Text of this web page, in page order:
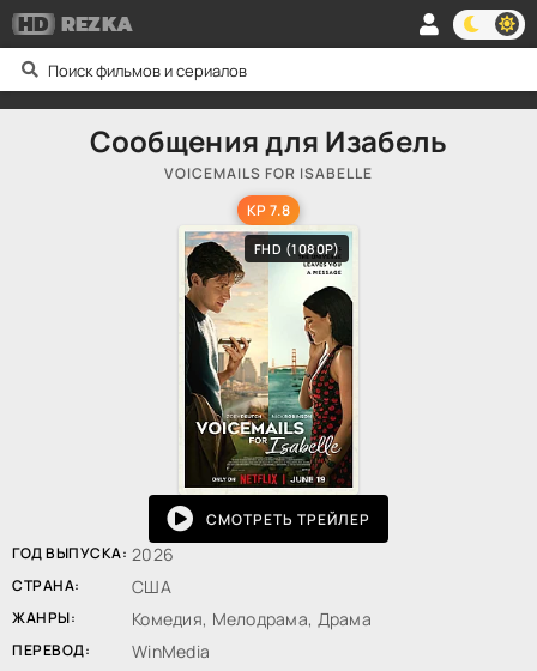
HDREZKA
Сообщения для Изабель
VOICEMAILS FOR ISABELLE
KP 7.8
FHD (1080P)
СМОТРЕТЬ ТРЕЙЛЕР
ГОД ВЫПУСКА: 2026
СТРАНА: США
ЖАНРЫ: Комедия, Мелодрама, Драма
ПЕРЕВОД: WinMedia